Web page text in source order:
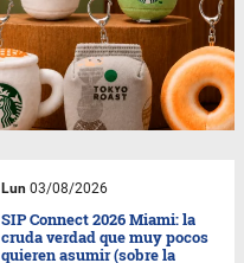
Lun 03/08/2026
SIP Connect 2026 Miami: la
cruda verdad que muy pocos
quieren asumir (sobre la